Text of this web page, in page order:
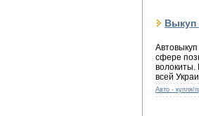
Выкуп
сфере
волокиты.
всей
Авто - купля/